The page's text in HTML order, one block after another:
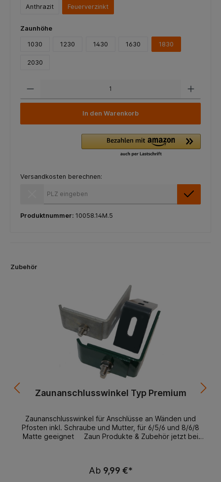
Anthrazit Feuerverzinkt
Zaunhöhe
1030 1230 1430 1630 1830
2030
In den Warenkorb
Versandkosten berechnen:
Produktnummer: 10058.14M.5
Zubehör
Zaunanschlusswinkel Typ Premium
Zaunanschlusswinkel für Anschlüsse an Wänden und
Pfosten inkl. Schraube und Mutter, für 6/5/6 und 8/6/8
Matte geeignet Zaun Produkte & Zubehör jetzt bei
finden Sie alles, was Sie für Ihren Zaunbau benötigen,
Ab 9,99 €*